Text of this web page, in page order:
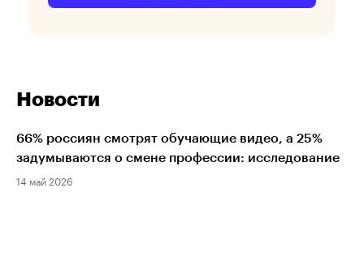
Новости
66% россиян смотрят обучающие видео, а 25%
задумываются о смене профессии: исследование
14 май 2026